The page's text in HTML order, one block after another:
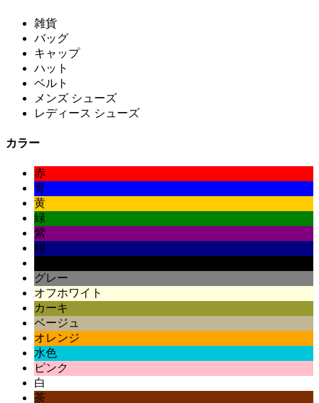
雑貨
バッグ
キャップ
ハット
ベルト
メンズ シューズ
レディース シューズ
カラー
赤
青
黄
緑
紫
紺
グレー
オフホワイト
カーキ
ベージュ
オレンジ
水色
ピンク
白
茶